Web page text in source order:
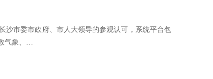
沙市委市政府、市人大领导的参观认可，系统平台包
气象、…